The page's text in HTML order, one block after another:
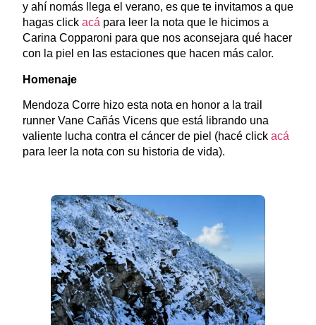
y ahí nomás llega el verano, es que te invitamos a que
hagas click acá para leer la nota que le hicimos a
Carina Copparoni para que nos aconsejara qué hacer
con la piel en las estaciones que hacen más calor.
Homenaje
Mendoza Corre hizo esta nota en honor a la trail
runner Vane Cañás Vicens que está librando una
valiente lucha contra el cáncer de piel (hacé click acá
para leer la nota con su historia de vida).